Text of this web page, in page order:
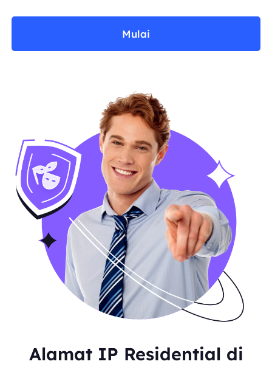
Mulai
Alamat IP Residential di